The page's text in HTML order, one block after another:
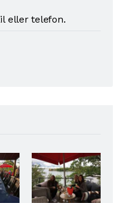
eller telefon.